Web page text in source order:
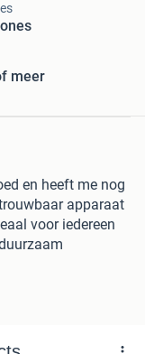
meer
en heeft me nog
apparaat
voor iedereen